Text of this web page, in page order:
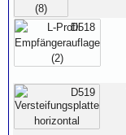
D518
D519